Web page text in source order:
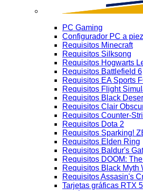
PC Gaming
Configurador PC a
Requisitos Minecraft
Requisitos Silksong
Requisitos Hogwarts
Requisitos Battlefield 6
Requisitos EA Sports
Requisitos Flight
Requisitos Black
Requisitos Clair
Requisitos Counter-
Requisitos Dota 2
Requisitos Sparking!
Requisitos Elden Ring
Requisitos Baldur's
Requisitos DOOM:
Requisitos Black Myth
Requisitos Assasin's
Tarjetas gráficas RTX